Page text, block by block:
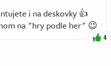
i na deskovky 👍
na "hry podle her" 😉
4